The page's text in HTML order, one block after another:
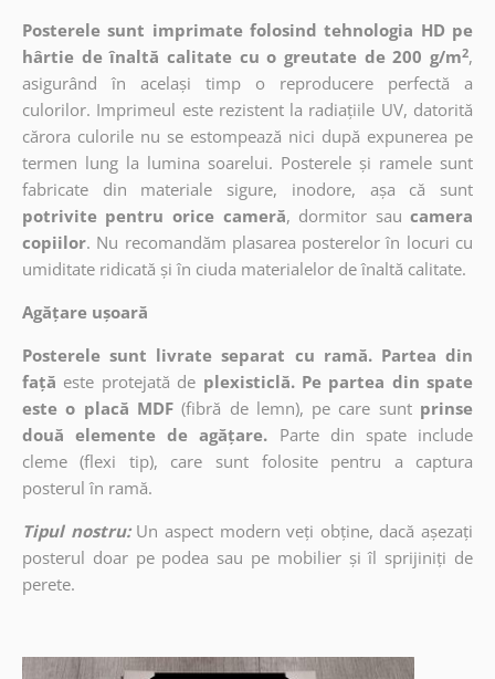
Posterele sunt imprimate folosind tehnologia HD pe
hârtie de înaltă calitate cu o greutate de 200 g/m2,
asigurând în același timp o reproducere perfectă a
culorilor. Imprimeul este rezistent la radiațiile UV, datorită
cărora culorile nu se estompează nici după expunerea pe
termen lung la lumina soarelui. Posterele și ramele sunt
fabricate din materiale sigure, inodore, așa că sunt
potrivite pentru orice cameră, dormitor sau camera
copiilor. Nu recomandăm plasarea posterelor în locuri cu
umiditate ridicată și în ciuda materialelor de înaltă calitate.
Agățare ușoară
Posterele sunt livrate separat cu ramă. Partea din
față este protejată de plexisticlă. Pe partea din spate
este o placă MDF (fibră de lemn), pe care sunt prinse
două elemente de agățare. Parte din spate include
cleme (flexi tip), care sunt folosite pentru a captura
posterul în ramă.
Tipul nostru: Un aspect modern veți obține, dacă așezați
posterul doar pe podea sau pe mobilier și îl sprijiniți de
perete.